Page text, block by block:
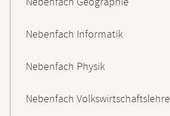
Nebenfach Informatik
Nebenfach Physik
Nebenfach Volkswirtschaftslehre